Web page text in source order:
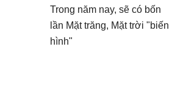
Trong năm nay, sẽ có bốn
lần Mặt trăng, Mặt trời "biến
hình"